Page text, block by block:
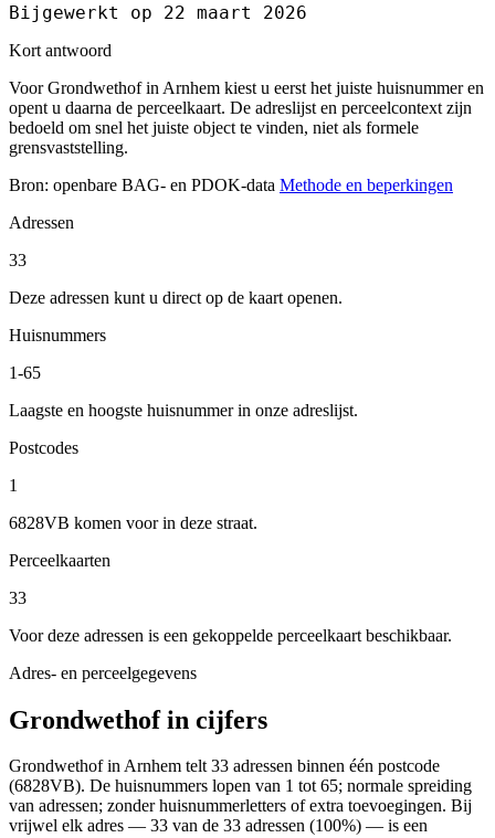
Bijgewerkt op 22 maart 2026
Kort antwoord
Voor Grondwethof in Arnhem kiest u eerst het juiste huisnummer en
opent u daarna de perceelkaart. De adreslijst en perceelcontext zijn
bedoeld om snel het juiste object te vinden, niet als formele
grensvaststelling.
Bron: openbare BAG- en PDOK-data Methode en beperkingen
Adressen
33
Deze adressen kunt u direct op de kaart openen.
Huisnummers
1-65
Laagste en hoogste huisnummer in onze adreslijst.
Postcodes
1
6828VB komen voor in deze straat.
Perceelkaarten
33
Voor deze adressen is een gekoppelde perceelkaart beschikbaar.
Adres- en perceelgegevens
Grondwethof in cijfers
Grondwethof in Arnhem telt 33 adressen binnen één postcode
(6828VB). De huisnummers lopen van 1 tot 65; normale spreiding
van adressen; zonder huisnummerletters of extra toevoegingen. Bij
vrijwel elk adres — 33 van de 33 adressen (100%) — is een